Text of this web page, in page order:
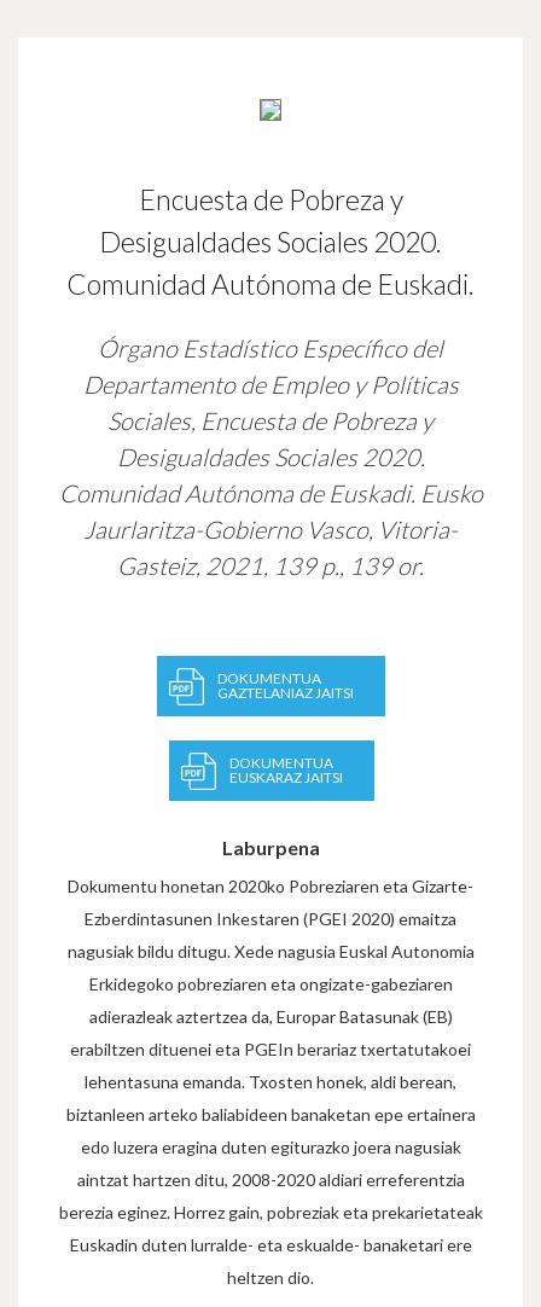
Encuesta de Pobreza y
Desigualdades Sociales 2020.
Comunidad Autónoma de Euskadi.
Órgano Estadístico Específico del
Departamento de Empleo y Políticas
Sociales, Encuesta de Pobreza y
Desigualdades Sociales 2020.
Comunidad Autónoma de Euskadi. Eusko
Jaurlaritza-Gobierno Vasco, Vitoria-
Gasteiz, 2021, 139 p., 139 or.
DOKUMENTUA
GAZTELANIAZ JAITSI
DOKUMENTUA
EUSKARAZ JAITSI
Laburpena
Dokumentu honetan 2020ko Pobreziaren eta Gizarte-
Ezberdintasunen Inkestaren (PGEI 2020) emaitza
nagusiak bildu ditugu. Xede nagusia Euskal Autonomia
Erkidegoko pobreziaren eta ongizate-gabeziaren
adierazleak aztertzea da, Europar Batasunak (EB)
erabiltzen dituenei eta PGEIn berariaz txertatutakoei
lehentasuna emanda. Txosten honek, aldi berean,
biztanleen arteko baliabideen banaketan epe ertainera
edo luzera eragina duten egiturazko joera nagusiak
aintzat hartzen ditu, 2008-2020 aldiari erreferentzia
berezia eginez. Horrez gain, pobreziak eta prekarietateak
Euskadin duten lurralde- eta eskualde- banaketari ere
heltzen dio.